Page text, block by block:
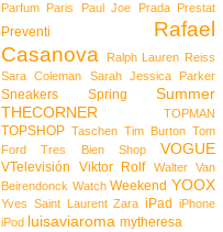
Parfum
Paris Paul Joe Prada Prestat
Preventi
Rafael
Casanova
Ralph Lauren Reiss
Sara Coleman
Sarah Jessica Parker
Sneakers Spring
Summer
THECORNER
TOPMAN
TOPSHOP Taschen Tim Burton Tom
Ford
Tres Bien Shop VOGUE
VTelevisión Viktor Rolf
Walter Van
Beirendonck Watch Weekend YOOX
Yves Saint Laurent Zara iPad
iPhone
iPod luisaviaroma mytheresa